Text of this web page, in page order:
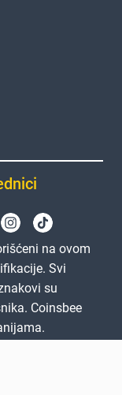
na ovom
Svi
su
Coinsbee